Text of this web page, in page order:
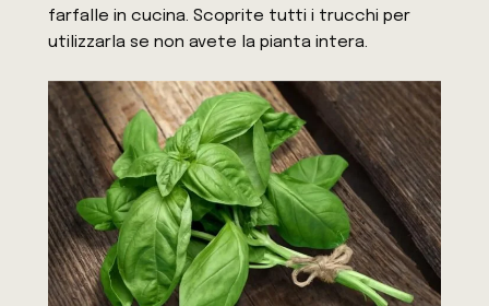
farfalle in cucina. Scoprite tutti i trucchi per
utilizzarla se non avete la pianta intera.